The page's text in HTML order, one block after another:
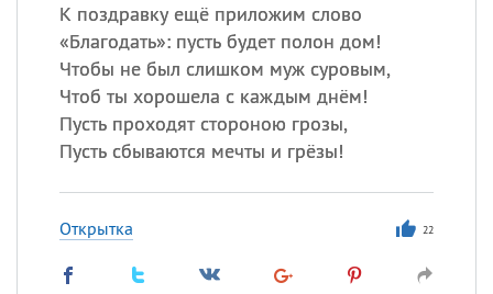
К поздравку ещё приложим слово
«Благодать»: пусть будет полон дом!
Чтобы не был слишком муж суровым,
Чтоб ты хорошела с каждым днём!
Пусть проходят стороною грозы,
Пусть сбываются мечты и грёзы!
Открытка 22